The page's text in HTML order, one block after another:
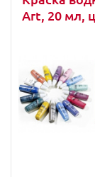
Art, 20 мл,